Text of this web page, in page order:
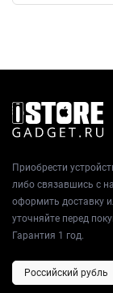
Приобрести
либо связавшись с
оформить доставку
уточняйте перед
Гарантия 1 год.